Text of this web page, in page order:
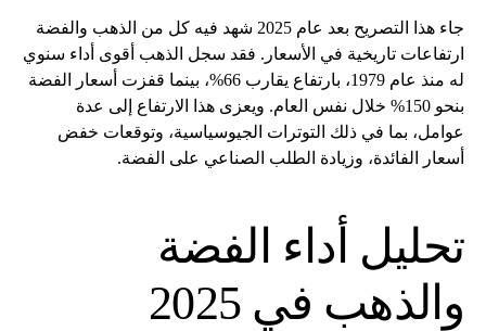
جاء هذا التصريح بعد عام 2025 شهد فيه كل من الذهب والفضة
ارتفاعات تاريخية في الأسعار. فقد سجل الذهب أقوى أداء سنوي
له منذ عام 1979، بارتفاع يقارب 66%، بينما قفزت أسعار الفضة
بنحو 150% خلال نفس العام. ويعزى هذا الارتفاع إلى عدة
عوامل، بما في ذلك التوترات الجيوسياسية، وتوقعات خفض
أسعار الفائدة، وزيادة الطلب الصناعي على الفضة.
تحليل أداء الفضة
والذهب في 2025